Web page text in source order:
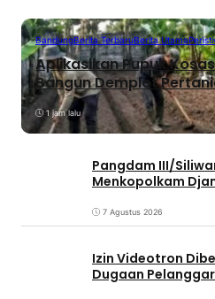
BandungBerita TerbaruBerita Utama
Aplikasikan Pupuk
Bangun Demplot
1 jam lalu
Pangdam III/
Menkopolkam
7 Agustus 2026
Izin Videotron
Dugaan